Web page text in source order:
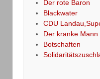
Der rote Baron
Blackwater
CDU
Der kranke
Botschaften